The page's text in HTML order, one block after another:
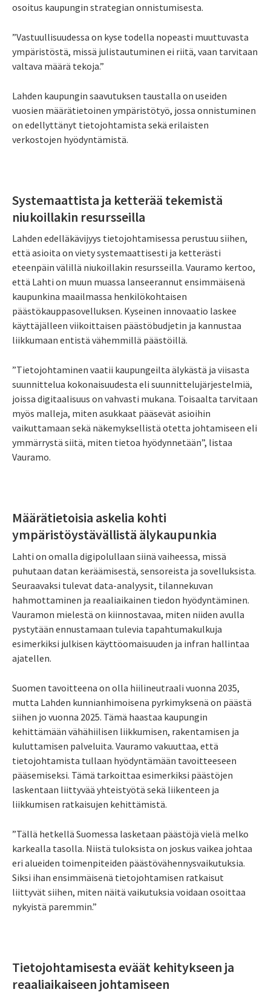
osoitus kaupungin strategian onnistumisesta.
”Vastuullisuudessa on kyse todella nopeasti muuttuvasta
ympäristöstä, missä julistautuminen ei riitä, vaan tarvitaan
valtava määrä tekoja.”
Lahden kaupungin saavutuksen taustalla on useiden
vuosien määrätietoinen ympäristötyö, jossa onnistuminen
on edellyttänyt tietojohtamista sekä erilaisten
verkostojen hyödyntämistä.
Systemaattista ja ketterää tekemistä
niukoillakin resursseilla
Lahden edelläkävijyys tietojohtamisessa perustuu siihen,
että asioita on viety systemaattisesti ja ketterästi
eteenpäin välillä niukoillakin resursseilla. Vauramo kertoo,
että Lahti on muun muassa lanseerannut ensimmäisenä
kaupunkina maailmassa henkilökohtaisen
päästökauppasovelluksen. Kyseinen innovaatio laskee
käyttäjälleen viikoittaisen päästöbudjetin ja kannustaa
liikkumaan entistä vähemmillä päästöillä.
”Tietojohtaminen vaatii kaupungeilta älykästä ja viisasta
suunnittelua kokonaisuudesta eli suunnittelujärjestelmiä,
joissa digitaalisuus on vahvasti mukana. Toisaalta tarvitaan
myös malleja, miten asukkaat pääsevät asioihin
vaikuttamaan sekä näkemyksellistä otetta johtamiseen eli
ymmärrystä siitä, miten tietoa hyödynnetään”, listaa
Vauramo.
Määrätietoisia askelia kohti
ympäristöystävällistä älykaupunkia
Lahti on omalla digipolullaan siinä vaiheessa, missä
puhutaan datan keräämisestä, sensoreista ja sovelluksista.
Seuraavaksi tulevat data-analyysit, tilannekuvan
hahmottaminen ja reaaliaikainen tiedon hyödyntäminen.
Vauramon mielestä on kiinnostavaa, miten niiden avulla
pystytään ennustamaan tulevia tapahtumakulkuja
esimerkiksi julkisen käyttöomaisuuden ja infran hallintaa
ajatellen.
Suomen tavoitteena on olla hiilineutraali vuonna 2035,
mutta Lahden kunnianhimoisena pyrkimyksenä on päästä
siihen jo vuonna 2025. Tämä haastaa kaupungin
kehittämään vähähiilisen liikkumisen, rakentamisen ja
kuluttamisen palveluita. Vauramo vakuuttaa, että
tietojohtamista tullaan hyödyntämään tavoitteeseen
pääsemiseksi. Tämä tarkoittaa esimerkiksi päästöjen
laskentaan liittyvää yhteistyötä sekä liikenteen ja
liikkumisen ratkaisujen kehittämistä.
”Tällä hetkellä Suomessa lasketaan päästöjä vielä melko
karkealla tasolla. Niistä tuloksista on joskus vaikea johtaa
eri alueiden toimenpiteiden päästövähennysvaikutuksia.
Siksi ihan ensimmäisenä tietojohtamisen ratkaisut
liittyvät siihen, miten näitä vaikutuksia voidaan osoittaa
nykyistä paremmin.”
Tietojohtamisesta eväät kehitykseen ja
reaaliaikaiseen johtamiseen